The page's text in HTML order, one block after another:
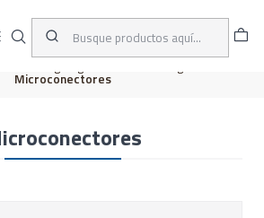
ENVÍOS A TODO CHILE
Microconectores